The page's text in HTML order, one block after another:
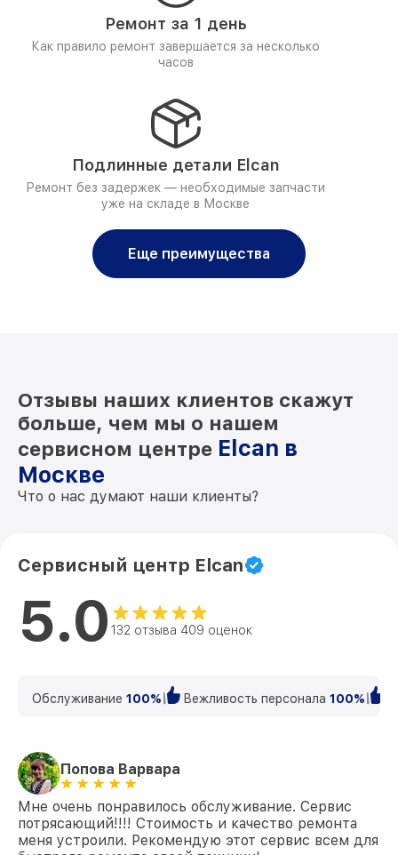
Ремонт за 1 день
Как правило ремонт завершается за несколько
часов
Подлинные детали Elcan
Ремонт без задержек — необходимые запчасти
уже на складе в Москве
Еще преимущества
Отзывы наших клиентов скажут
больше, чем мы о нашем
сервисном центре Elcan в
Москве
Что о нас думают наши клиенты?
Сервисный центр Elcan
5.0 132 отзыва 409 оценок
Обслуживание 100% Вежливость персонала 100%
Попова Варвара
Мне очень понравилось обслуживание. Сервис
потрясающий!!!! Стоимость и качество ремонта
меня устроили. Рекомендую этот сервис всем для